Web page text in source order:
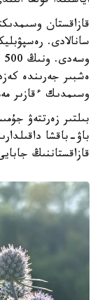
قازاقستان
وسىمدىك ءقازىر
بىلتىر زەرتتەۋ
باۋ-باقشا
قازاقستاننىڭ